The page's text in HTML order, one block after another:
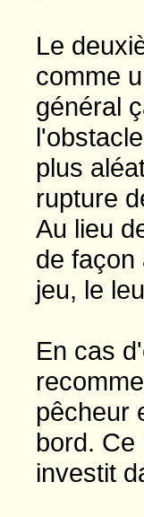
Le
comme
général
plus
rupture
Au lieu
de façon
jeu, le
En cas
pêcheur
bord.
investit